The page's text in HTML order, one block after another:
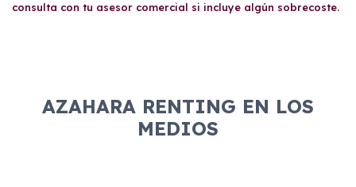
consulta con tu asesor comercial si incluye algún sobrecoste.
AZAHARA RENTING EN LOS
MEDIOS